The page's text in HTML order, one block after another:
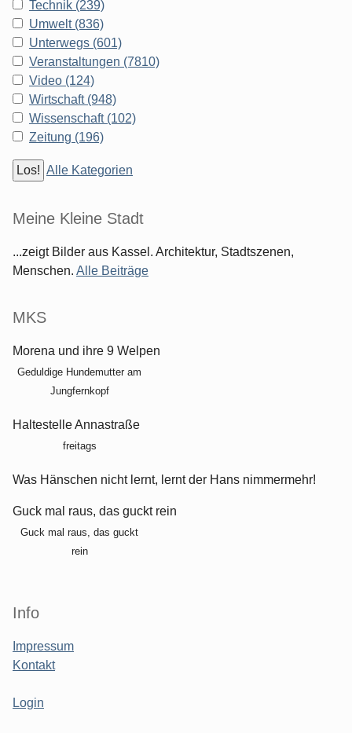
Technik (239)
Umwelt (836)
Unterwegs (601)
Veranstaltungen (7810)
Video (124)
Wirtschaft (948)
Wissenschaft (102)
Zeitung (196)
Alle Kategorien
Meine Kleine Stadt
...zeigt Bilder aus Kassel. Architektur, Stadtszenen,
Menschen. Alle Beiträge
MKS
Morena und ihre 9 Welpen
Geduldige Hundemutter am
Jungfernkopf
Haltestelle Annastraße
freitags
Was Hänschen nicht lernt, lernt der Hans nimmermehr!
Guck mal raus, das guckt rein
Guck mal raus, das guckt
rein
Info
Impressum
Kontakt
Login